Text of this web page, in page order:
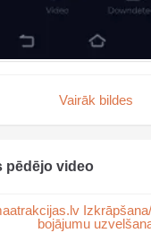
Vairāk bildes
pēdējo video
bojājumu